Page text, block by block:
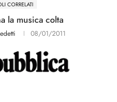
CORRELATI
la musica colta
08/01/2011